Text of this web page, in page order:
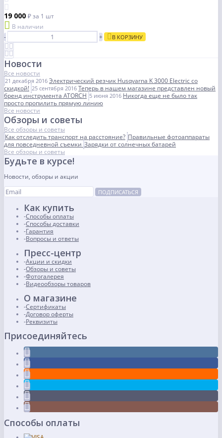
19 000 ₽за 1 шт
В наличии
-
+ В КОРЗИНУ
Новости
Все новости
21 декабря 2016 Электрический резчик Husqvarna K 3000 Electric со
скидкой! 25 сентября 2016 Теперь в нашем магазине представлен новый
бренд инструмента ATORCH 5 июня 2016 Никогда еще не было так
просто пропилить прямую линию
Все новости
Обзоры и советы
Все обзоры и советы
Как отследить транспорт на расстояние? Правильные фотоаппараты
для повседневной съемки Зарядки от солнечных батарей
Все обзоры и советы
Будьте в курсе!
Новости, обзоры и акции
ПОДПИСАТЬСЯ
Как купить
Способы оплаты
Способы доставки
Гарантия
Вопросы и ответы
Пресс-центр
Акции и скидки
Обзоры и советы
Фотогалерея
Видеообзоры товаров
О магазине
Сертификаты
Договор оферты
Реквизиты
Присоединяйтесь
Способы оплаты